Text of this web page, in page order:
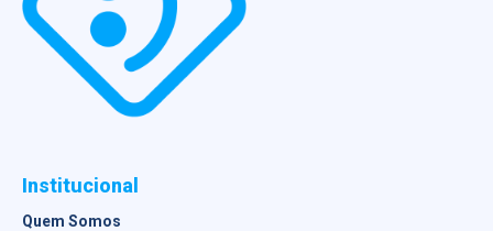
Institucional
Quem Somos